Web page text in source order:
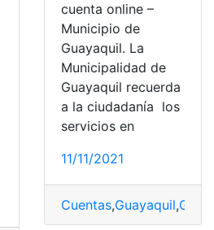
cuenta online –
Municipio de
Guayaquil. La
Municipalidad de
Guayaquil recuerda
a la ciudadanía los
servicios en
11/11/2021
Cuentas,Guayaquil,